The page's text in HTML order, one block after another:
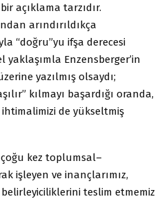
açıklama tarzıdır.
arındırıldıkça
“doğru”yu ifşa derecesi
yaklaşımla Enzensberger’in
yazılmış olsaydı;
kılmayı başardığı oranda,
de yükseltmiş
kez toplumsal–
işleyen ve inançlarımız,
teslim etmemiz